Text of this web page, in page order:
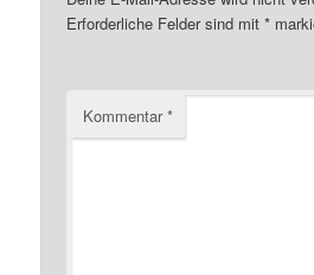
Erforderliche Felder sind mit*
Kommentar*